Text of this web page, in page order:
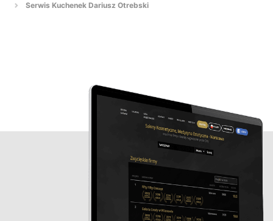
Serwis Kuchenek Dariusz Otrebski